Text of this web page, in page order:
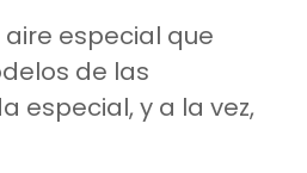
especial que
de las
especial, y a la vez,